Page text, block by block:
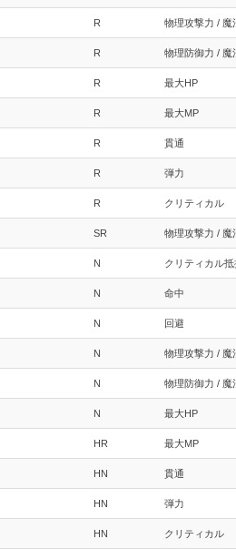
R 物理攻撃力 / 魔
R 物理防御力 / 魔
R 最大HP
R 最大MP
R 貫通
R 弾力
R クリティカル
SR 物理攻撃力 / 魔
N クリティカル抵
N 命中
N 回避
N 物理攻撃力 / 魔
N 物理防御力 / 魔
N 最大HP
HR 最大MP
HN 貫通
HN 弾力
HN クリティカル